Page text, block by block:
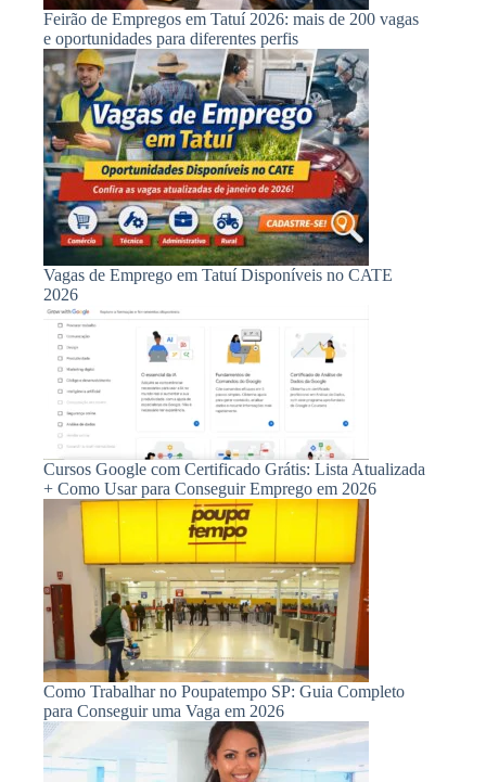
Feirão de Empregos em Tatuí 2026: mais de 200 vagas
e oportunidades para diferentes perfis
Vagas de Emprego em Tatuí Disponíveis no CATE
2026
Cursos Google com Certificado Grátis: Lista Atualizada
+ Como Usar para Conseguir Emprego em 2026
Como Trabalhar no Poupatempo SP: Guia Completo
para Conseguir uma Vaga em 2026